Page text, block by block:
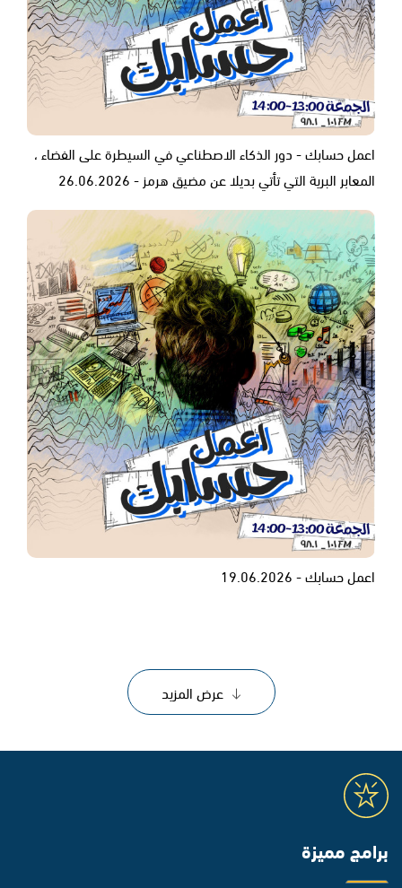
اعمل حسابك - دور الذكاء الاصطناعي في السيطرة على الفضاء ،
المعابر البرية التي تأتي بديلا عن مضيق هرمز - 26.06.2026
اعمل حسابك - 19.06.2026
عرض المزيد
برامج مميزة